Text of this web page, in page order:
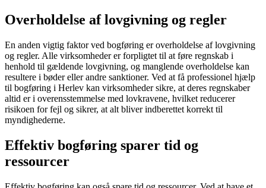
Overholdelse af lovgivning og regler
En anden vigtig faktor ved bogføring er overholdelse af lovgivning
og regler. Alle virksomheder er forpligtet til at føre regnskab i
henhold til gældende lovgivning, og manglende overholdelse kan
resultere i bøder eller andre sanktioner. Ved at få professionel hjælp
til bogføring i Herlev kan virksomheder sikre, at deres regnskaber
altid er i overensstemmelse med lovkravene, hvilket reducerer
risikoen for fejl og sikrer, at alt bliver indberettet korrekt til
myndighederne.
Effektiv bogføring sparer tid og
ressourcer